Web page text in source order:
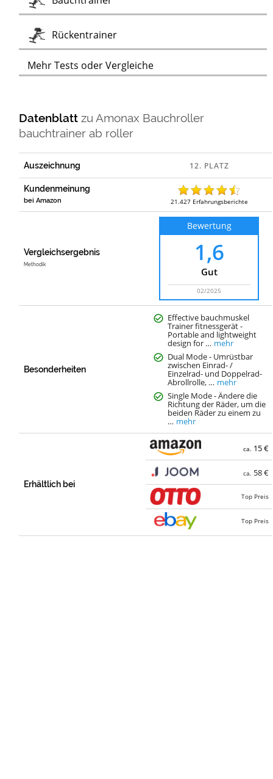
RückentrainerTest
Mehr Tests oder Vergleiche
Datenblattzu Amonax Bauchroller
bauchtrainer ab roller
Auszeichnung
Kundenmeinung
bei Amazon 21.427 Erfahrungsberichte
Vergleichsergebnis
Methodik
Bewertung
1,6
Gut
02/2025
Besonderheiten
Effective bauchmuskel
Trainer fitnessgerät -
Portable and lightweight
design for … mehr
Dual Mode - Umrüstbar
zwischen Einrad- /
Einzelrad- und Doppelrad-
Abrollrolle, … mehr
Single Mode - Ändere die
Richtung der Räder, um die
beiden Räder zu einem zu
… mehr
Erhältlich bei
ca. 15 €
ca. 58 €
Top Preis
Top Preis